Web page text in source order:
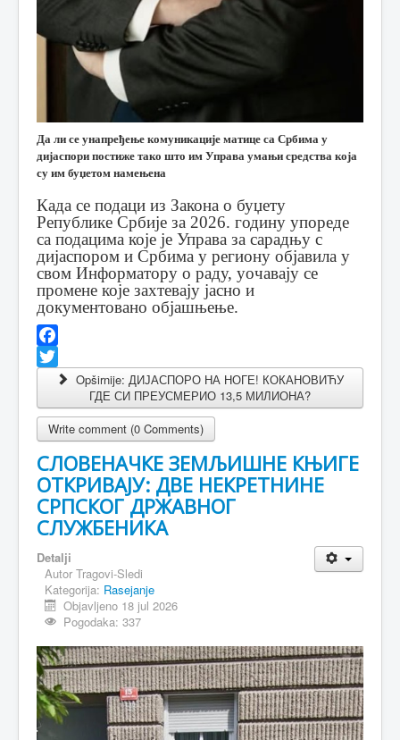
Да ли се унапређење комуникације матице са Србима у
дијаспори постиже тако што им Управа умањи средства која
су им буџетом намењена
Када се подаци из Закона о буџету
Републике Србије за 2026. годину упореде
са подацима које је Управа за сарадњу с
дијаспором и Србима у региону објавила у
свом Информатору о раду, уочавају се
промене које захтевају јасно и
документовано објашњење.
Facebook
Twitter Opširnije: ДИЈАСПОРО НА НОГЕ! КОКАНОВИЋУ
ГДЕ СИ ПРЕУСМЕРИО 13,5 МИЛИОНА?
Write comment (0 Comments)
СЛОВЕНАЧКЕ ЗЕМЉИШНЕ КЊИГЕ
ОТКРИВАЈУ: ДВЕ НЕКРЕТНИНЕ
СРПСКОГ ДРЖАВНОГ
СЛУЖБЕНИКА
Detalji
Autor Tragovi-Sledi
Kategorija: Rasejanje
Objavljeno 18 jul 2026
Pogodaka: 337